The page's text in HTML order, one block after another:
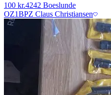
100 kr.4242 Boeslunde
OZ1BPZ Claus Christiansen